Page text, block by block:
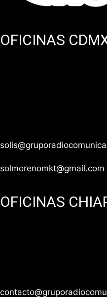
OFICINAS
solmorenomkt@gmail.com
OFICINAS